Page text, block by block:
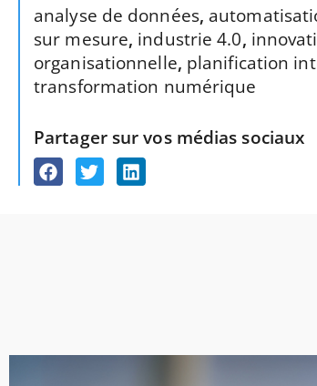
analyse de données,
sur mesure, industrie 4.0,
organisationnelle, planification
transformation numérique
Partager sur vos médias sociaux